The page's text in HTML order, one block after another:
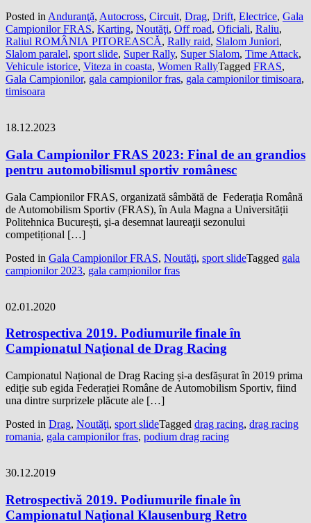
Posted in Anduranţă, Autocross, Circuit, Drag, Drift, Electrice, Gala
Campionilor FRAS, Karting, Noutăţi, Off road, Oficiali, Raliu,
Raliul ROMÂNIA PITOREASCĂ, Rally raid, Slalom Juniori,
Slalom paralel, sport slide, Super Rally, Super Slalom, Time Attack,
Vehicule istorice, Viteza in coasta, Women RallyTagged FRAS,
Gala Campionilor, gala campionilor fras, gala campionilor timisoara,
timisoara
18.12.2023
Gala Campionilor FRAS 2023: Final de an grandios
pentru automobilismul sportiv românesc
Gala Campionilor FRAS, organizată sâmbătă de Federația Română
de Automobilism Sportiv (FRAS), în Aula Magna a Universității
Politehnica București, şi-a desemnat laureaţii sezonului
competițional […]
Posted in Gala Campionilor FRAS, Noutăţi, sport slideTagged gala
campionilor 2023, gala campionilor fras
02.01.2020
Retrospectiva 2019. Podiumurile finale în
Campionatul Național de Drag Racing
Campionatul Național de Drag Racing și-a desfășurat în 2019 prima
ediție sub egida Federației Române de Automobilism Sportiv, fiind
una dintre surprizele plăcute ale […]
Posted in Drag, Noutăţi, sport slideTagged drag racing, drag racing
romania, gala campionilor fras, podium drag racing
30.12.2019
Retrospectivă 2019. Podiumurile finale în
Campionatul Național Klausenburg Retro